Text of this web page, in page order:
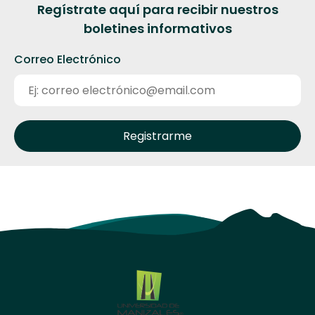
Regístrate aquí para recibir nuestros
boletines informativos
Correo Electrónico